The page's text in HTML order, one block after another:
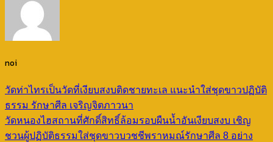
noi
วัดท่าไทรเป็นวัดที่เงียบสงบติดชายทะเล แนะนำใส่ชุดขาวปฏิบัติ
ธรรม รักษาศีล เจริญจิตภาวนา
วัดหนองไฮสถานที่ศักดิ์สิทธิ์ล้อมรอบผืนน้ำอันเงียบสงบ เชิญ
ชวนผู้ปฏิบัติธรรมใส่ชุดขาวบวชชีพราหมณ์รักษาศีล 8 อย่าง